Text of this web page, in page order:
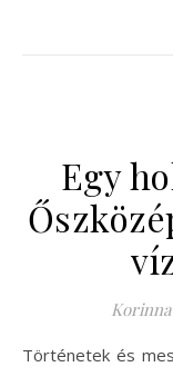
Egy
Korinna
Történetek és mesék által átszőtt világban jártam. Álmok